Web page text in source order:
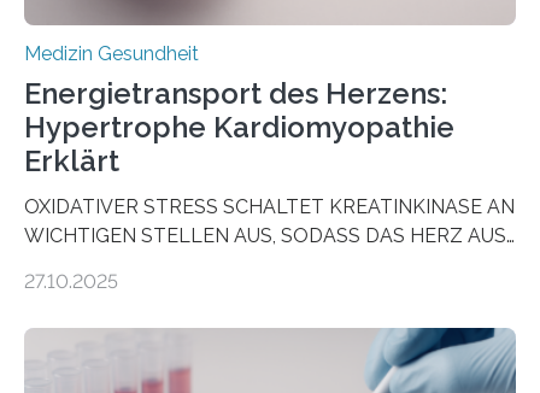
Medizin Gesundheit
Energietransport des Herzens:
Hypertrophe Kardiomyopathie
Erklärt
OXIDATIVER STRESS SCHALTET KREATINKINASE AN
WICHTIGEN STELLEN AUS, SODASS DAS HERZ AUS
aus dem Deutschen Zentrum für Herzinsuffizienz
im Journal Circulation, warum der Energietransport bei
der Hypertrophen Kardiomyopathie (HCM) versagen
27.10.2025